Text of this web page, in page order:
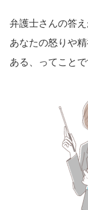
弁護士さんの答
あなたの怒りや
ある、ってこと